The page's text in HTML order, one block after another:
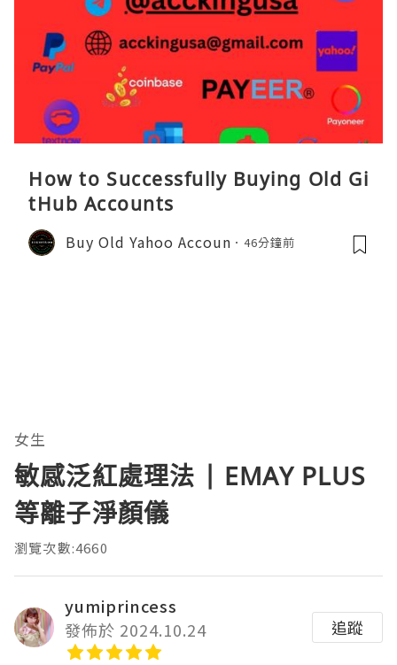
How to Successfully Buying Old Gi
tHub Accounts
Buy Old Yahoo Accoun 46分鐘前
女生
敏感泛紅處理法 | EMAY PLUS
等離子淨顏儀
瀏覽次數:4660
yumiprincess
發佈於 2024.10.24
追蹤